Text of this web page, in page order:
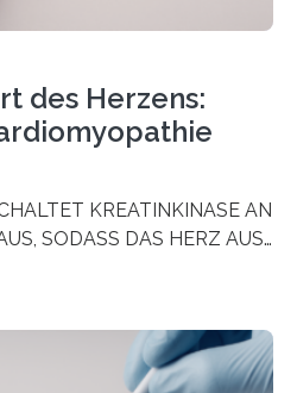
des Herzens:
KREATINKINASE AN
SODASS DAS HERZ AUS
für Herzinsuffizienz
der Energietransport bei
(HCM) versagen